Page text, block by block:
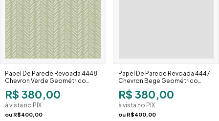
Papel De Parede Revoada 4448
Chevron Verde Geométrico
Minimalista
R$ 380,00
à vista no PIX
ou R$400,00
Papel De Parede Revoada 4447
Chevron Bege Geométrico
Minimalista
R$ 380,00
à vista no PIX
ou R$400,00